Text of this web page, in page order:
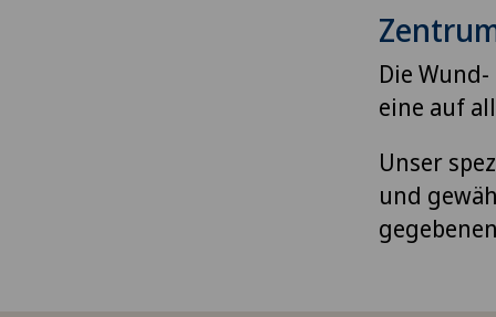
Die
eine auf
Unser
und